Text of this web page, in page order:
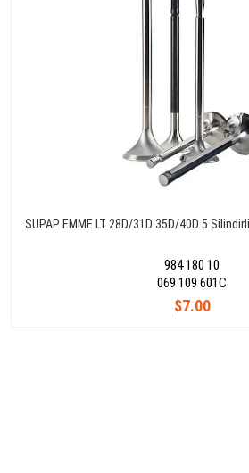
SUPAP EMME LT 28D/31D 35D/40D 5
984 180 10
$7.00
069 109 601C